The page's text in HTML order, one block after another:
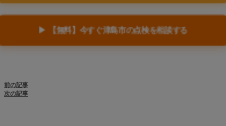
▶ 【無料】今すぐ津島市の点検を相談する
前の記事
次の記事